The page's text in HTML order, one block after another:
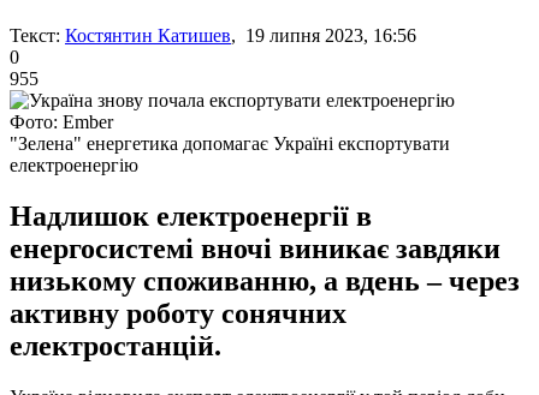
Текст: Костянтин Катишев, 19 липня 2023, 16:56
0
955
Фото: Ember
"Зелена" енергетика допомагає Україні експортувати
електроенергію
Надлишок електроенергії в
енергосистемі вночі виникає завдяки
низькому споживанню, а вдень – через
активну роботу сонячних
електростанцій.